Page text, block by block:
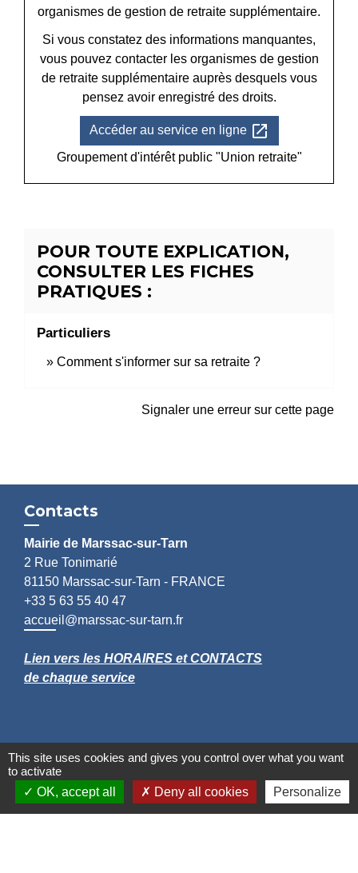
organismes de gestion de retraite supplémentaire.
Si vous constatez des informations manquantes,
vous pouvez contacter les organismes de gestion
de retraite supplémentaire auprès desquels vous
pensez avoir enregistré des droits.
Accéder au service en ligne open_in_new
Groupement d'intérêt public "Union retraite"
POUR TOUTE EXPLICATION,
CONSULTER LES FICHES
PRATIQUES :
Particuliers
Comment s'informer sur sa retraite ?
Signaler une erreur sur cette page
Contacts
Mairie de Marssac-sur-Tarn
2 Rue Tonimarié
81150 Marssac-sur-Tarn - FRANCE
+33 5 63 55 40 47
accueil@marssac-sur-tarn.fr
Lien vers les HORAIRES et CONTACTS
de chaque service
This site uses cookies and gives you control over what you want
to activate
OK, accept all
Deny all cookies Personalize